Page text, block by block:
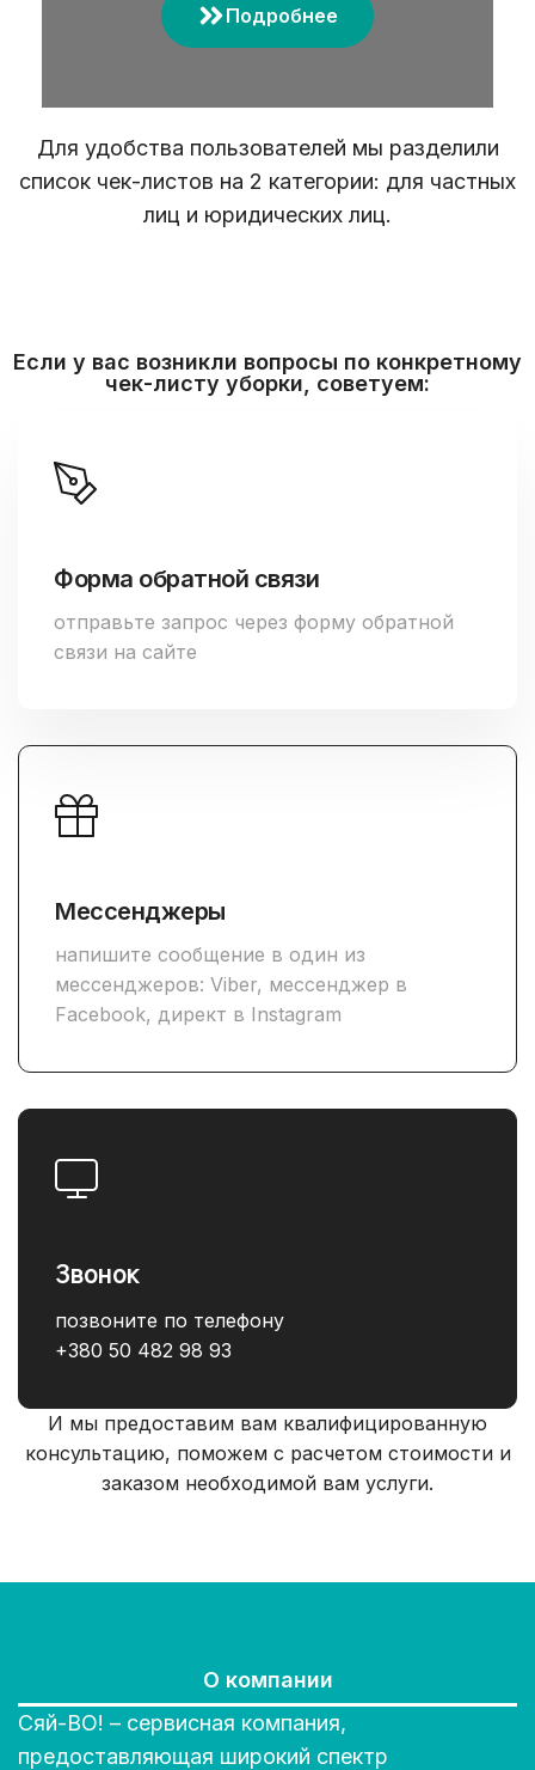
Подробнее
Для удобства пользователей мы разделили
список чек-листов на 2 категории: для частных
лиц и юридических лиц.
Если у вас возникли вопросы по конкретному
чек-листу уборки, советуем:
Форма обратной связи
отправьте запрос через форму обратной
связи на сайте
Мессенджеры
напишите сообщение в один из
мессенджеров: Viber, мессенджер в
Facebook, директ в Instagram
Звонок
позвоните по телефону
+380 50 482 98 93
И мы предоставим вам квалифицированную
консультацию, поможем с расчетом стоимости и
заказом необходимой вам услуги.
О компании
Сяй-ВО! – сервисная компания,
предоставляющая широкий спектр